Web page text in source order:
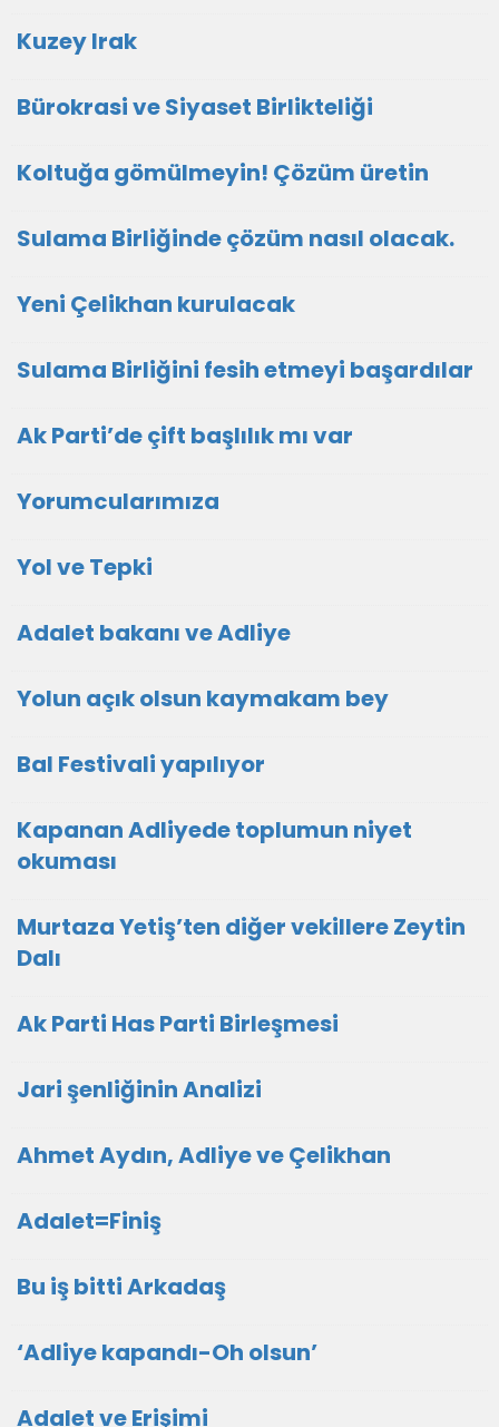
Kuzey Irak
Bürokrasi ve Siyaset Birlikteliği
Koltuğa gömülmeyin! Çözüm üretin
Sulama Birliğinde çözüm nasıl olacak.
Yeni Çelikhan kurulacak
Sulama Birliğini fesih etmeyi başardılar
Ak Parti’de çift başlılık mı var
Yorumcularımıza
Yol ve Tepki
Adalet bakanı ve Adliye
Yolun açık olsun kaymakam bey
Bal Festivali yapılıyor
Kapanan Adliyede toplumun niyet
okuması
Murtaza Yetiş’ten diğer vekillere Zeytin
Dalı
Ak Parti Has Parti Birleşmesi
Jari şenliğinin Analizi
Ahmet Aydın, Adliye ve Çelikhan
Adalet=Finiş
Bu iş bitti Arkadaş
‘Adliye kapandı-Oh olsun’
Adalet ve Erişimi